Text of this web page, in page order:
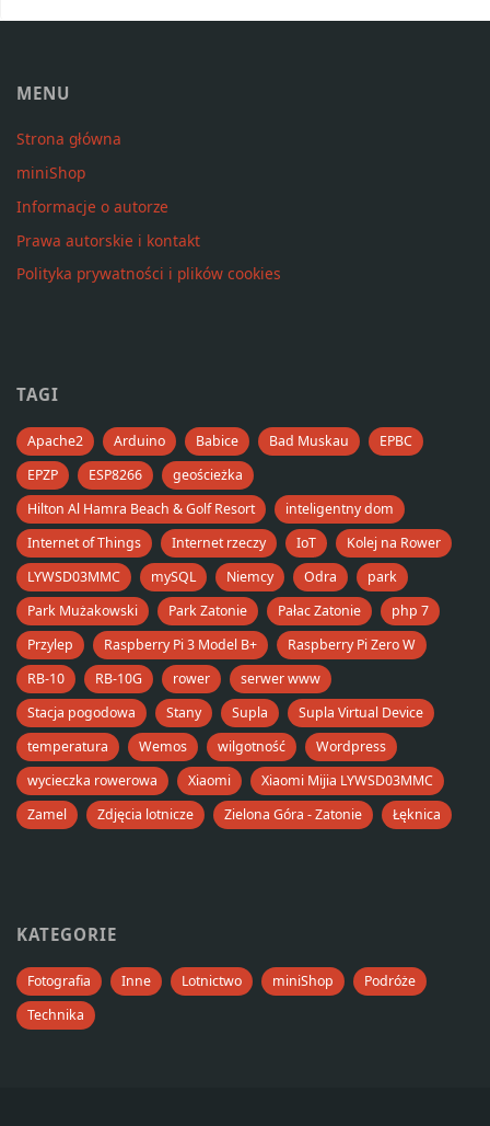
MENU
Strona główna
miniShop
Informacje o autorze
Prawa autorskie i kontakt
Polityka prywatności i plików cookies
TAGI
Apache2 Arduino Babice Bad Muskau
EPBC
EPZP
ESP8266
geościeżka
Hilton Al Hamra Beach & Golf Resort
inteligentny dom
Internet of Things
Internet rzeczy IoT
Kolej na Rower
LYWSD03MMC
mySQL Niemcy Odra
park
Park Mużakowski
Park Zatonie Pałac Zatonie
php 7
Przylep
Raspberry Pi 3 Model B+
Raspberry Pi Zero W
RB-10
RB-10G rower
serwer www
Stacja pogodowa
Stany Supla
Supla Virtual Device
temperatura
Wemos wilgotność
Wordpress
wycieczka rowerowa
Xiaomi
Xiaomi Mijia LYWSD03MMC
Zamel
Zdjęcia lotnicze Zielona Góra - Zatonie Łęknica
KATEGORIE
Fotografia Inne Lotnictwo miniShop
Podróże
Technika